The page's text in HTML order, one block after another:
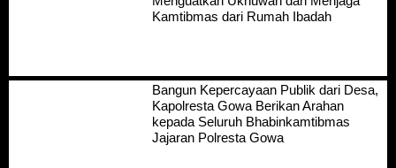
Kamtibmas dari Rumah Ibadah
Bangun Kepercayaan Publik dari Desa,
Kapolresta Gowa Berikan Arahan
kepada Seluruh Bhabinkamtibmas
Jajaran Polresta Gowa